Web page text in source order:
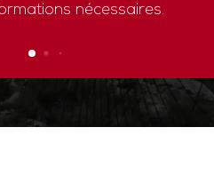
nécessaires.